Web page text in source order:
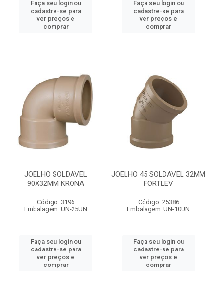
Faça seu login ou
cadastre-se para
ver preços e
comprar
Faça seu login ou
cadastre-se para
ver preços e
comprar
JOELHO SOLDAVEL
90X32MM KRONA
Código: 3196
Embalagem: UN-25UN
Faça seu login ou
cadastre-se para
ver preços e
comprar
JOELHO 45 SOLDAVEL 32MM
FORTLEV
Código: 25386
Embalagem: UN-10UN
Faça seu login ou
cadastre-se para
ver preços e
comprar